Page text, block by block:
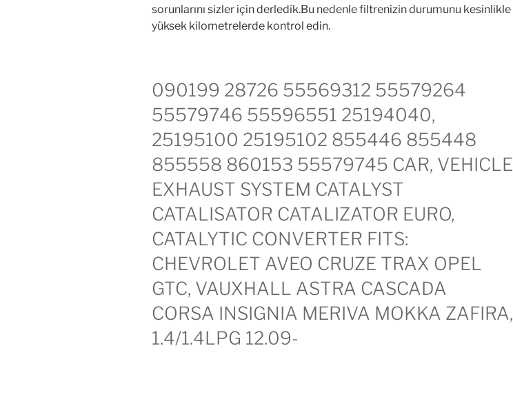
sorunlarını sizler için derledik.Bu nedenle filtrenizin durumunu kesinlikle
yüksek kilometrelerde kontrol edin.
090199 28726 55569312 55579264
55579746 55596551 25194040,
25195100 25195102 855446 855448
855558 860153 55579745 CAR, VEHICLE
EXHAUST SYSTEM CATALYST
CATALISATOR CATALIZATOR EURO,
CATALYTIC CONVERTER FITS:
CHEVROLET AVEO CRUZE TRAX OPEL
GTC, VAUXHALL ASTRA CASCADA
CORSA INSIGNIA MERIVA MOKKA ZAFIRA,
1.4/1.4LPG 12.09-